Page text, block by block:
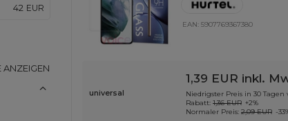
EUR
ANZEIGEN
EAN: 5907769367380
universal
1,39 EUR inkl.
Niedrigster Preis in 30 Tagen
Rabatt: 1,36 EUR +2%
Normaler Preis: 2,09 EUR -